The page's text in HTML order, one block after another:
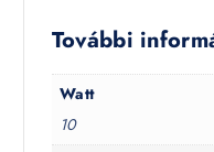
További
Watt
10